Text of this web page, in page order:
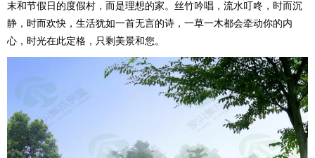
末和节假日的度假村，而是理想的家。丝竹吟唱，流水叮咚，时而沉
静，时而欢快，生活犹如一首无言的诗，一草一木都会牵动你的内
心，时光在此定格，只剩美景和您。